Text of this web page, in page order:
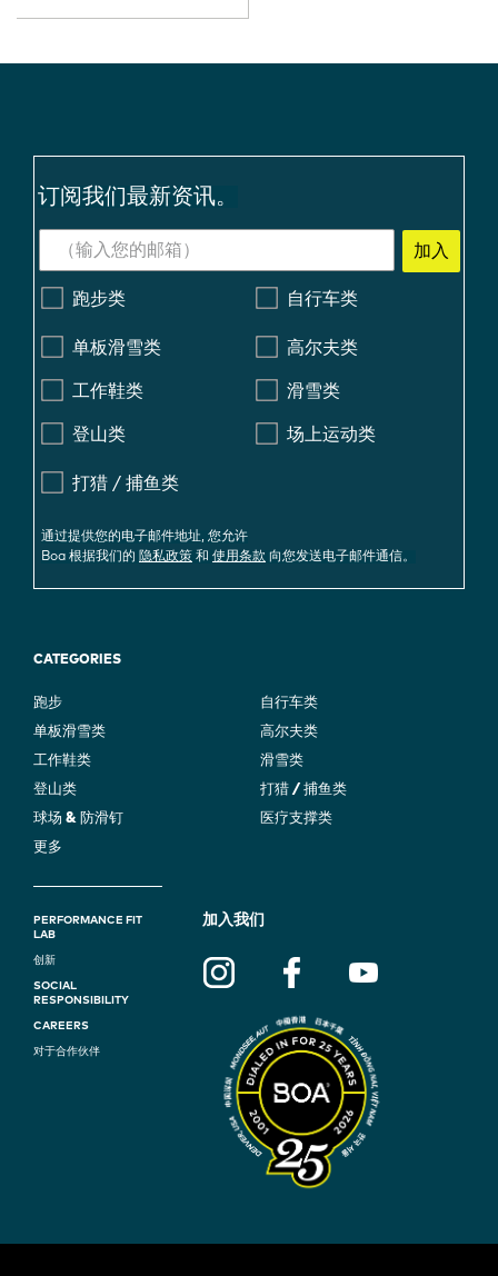
订阅我们最新资讯。
加入
跑步类 自行车类
单板滑雪类 高尔夫类
工作鞋类 滑雪类
登山类 场上运动类
打猎 / 捕鱼类
通过提供您的电子邮件地址, 您允许
Boa 根据我们的 隐私政策 和 使用条款 向您发送电子邮件通信。
CATEGORIES
跑步
自行车类
单板滑雪类
高尔夫类
工作鞋类
滑雪类
登山类
打猎 / 捕鱼类
球场 & 防滑钉
医疗支撑类
更多
F
O
O
T
PERFORMANCE FIT
LAB
创新
SOCIAL
RESPONSIBILITY
CAREERS
对于合作伙伴
加入我们